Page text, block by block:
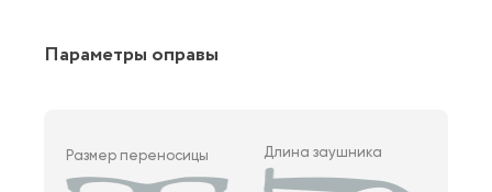
Параметры оправы
Размер переносицы Длина заушника